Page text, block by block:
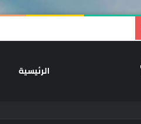
الرئيسية